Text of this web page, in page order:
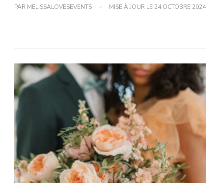
PAR MELISSALOVESEVENTS MISE À JOUR LE 24 OCTOBRE 2024